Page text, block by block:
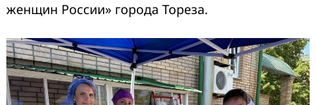
женщин России» города Тореза.